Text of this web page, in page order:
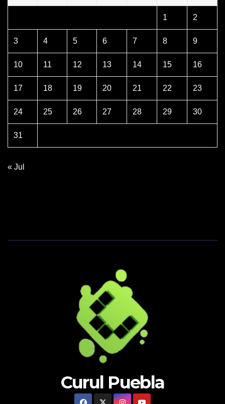
1 2
3 4 5 6 7 8 9
10 11 12 13 14 15 16
17 18 19 20 21 22 23
24 25 26 27 28 29 30
31
« Jul
Curul Puebla